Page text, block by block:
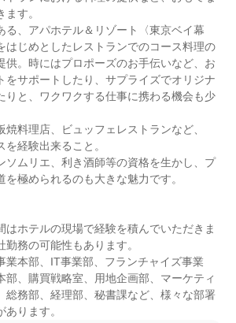
す。
る、アパホテル＆リゾート〈東京ベイ幕
はじめとしたレストランでのコース料理の
供。時にはプロポーズのお手伝いなど、お
をサポートしたり、サプライズでオリジナ
りと、ワクワクする仕事に携わる機会も少
料理店、ビュッフェレストランなど、
経験出来ること。
ソムリエ、利き酒師等の資格を生かし、プ
を極められるのも大きな魅力です。
はホテルの現場で経験を積んでいただきま
務の可能性もあります。
業本部、IT事業部、フランチャイズ事業
部、購買戦略室、用地企画部、マーケティ
総務部、経理部、秘書課など、様々な部署
ります。